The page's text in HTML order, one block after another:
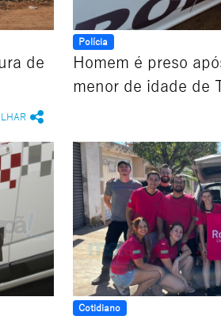
de
Polícia
Homem é preso
menor de idade de
Cotidiano